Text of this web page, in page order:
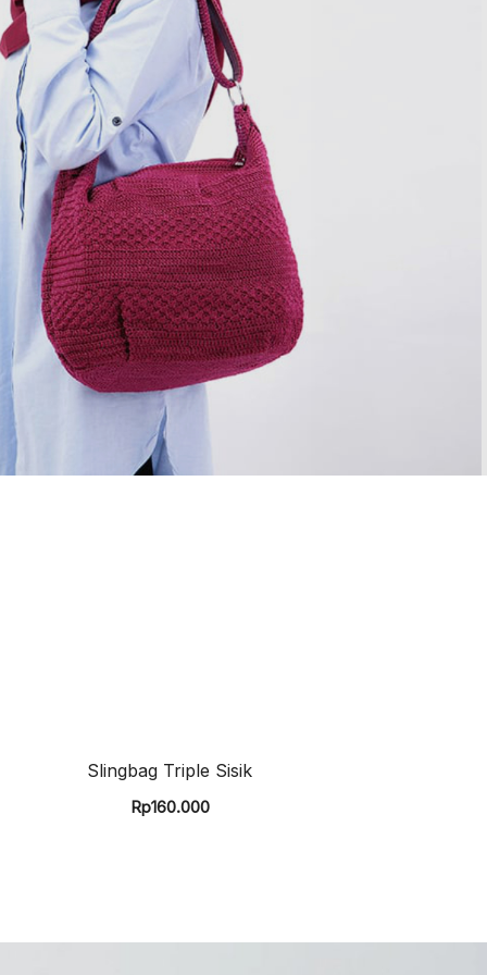
Slingbag Triple Sisik
Rp160.000